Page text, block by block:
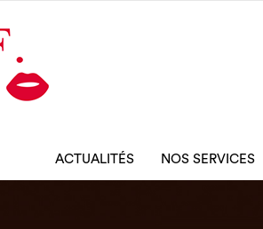
ACTUALITÉS NOS SERVICES